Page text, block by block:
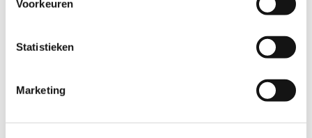
Voorkeuren
Statistieken
Marketing
naar boven totdat de vrucht, die gewenst en nu mogelijk
retraitant om zijn of haar vrijheid te vinden. Hij of zij
beschouwt God als een vriend of een meester: “Het